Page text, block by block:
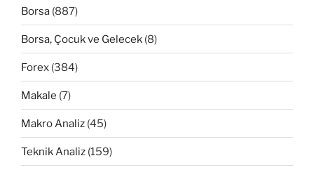
Borsa (887)
Borsa, Çocuk ve Gelecek (8)
Forex (384)
Makale (7)
Makro Analiz (45)
Teknik Analiz (159)